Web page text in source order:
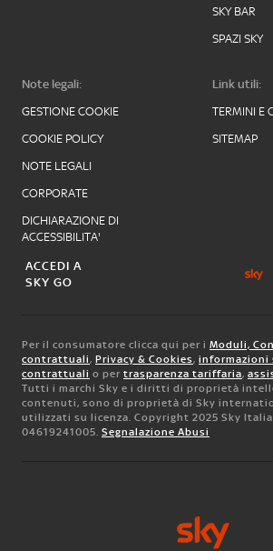
SKY BAR
SPAZI SKY
Note legali:
GESTIONE COOKIE
COOKIE POLICY
NOTE LEGALI
CORPORATE
DICHIARAZIONE DI
ACCESSIBILITA'
Link utili:
TERMINI E
SITEMAP
ACCEDI A
SKY GO
Per il consumatore clicca qui per i Moduli,
contrattuali, Privacy & Cookies, informazioni
contrattuali o per trasparenza tariffaria,
Tutti i marchi Sky e i diritti di proprietà
contenuti, sono di proprietà di Sky
utilizzati su licenza. Copyright 2025 Sky Italia
04619241005. Segnalazione Abusi